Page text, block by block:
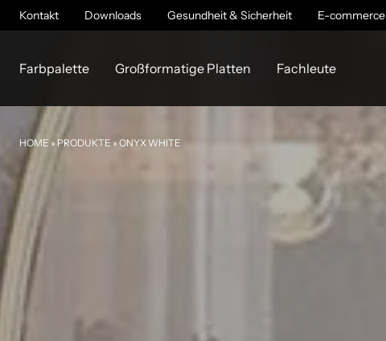
Kontakt Downloads Gesundheit & Sicherheit E-commerce
Farbpalette Großformatige Platten Fachleute
HOME » PRODUKTE » ONYX WHITE